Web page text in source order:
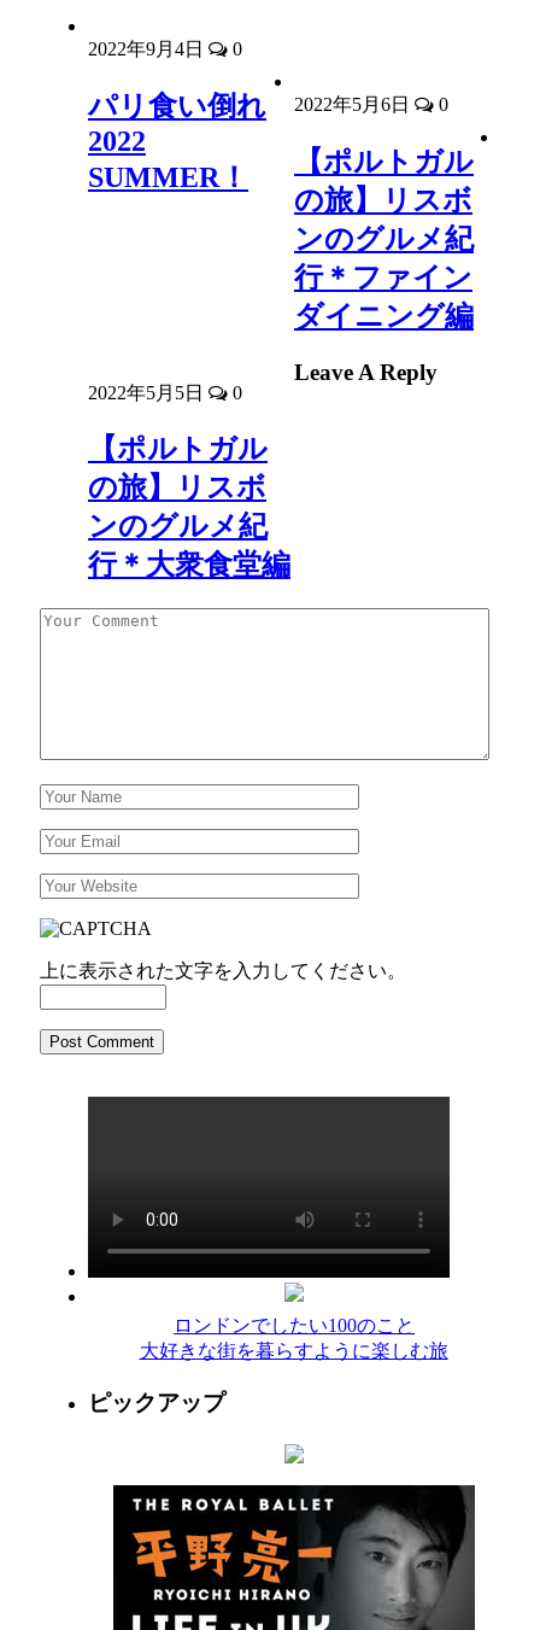
2022年9月4日 0
パリ食い倒れ
2022
SUMMER！
2022年5月6日 0
【ポルトガル
の旅】リスボ
ンのグルメ紀
行＊ファイン
ダイニング編
2022年5月5日 0
【ポルトガル
の旅】リスボ
ンのグルメ紀
行＊大衆食堂編
Leave A Reply
上に表示された文字を入力してください。
ロンドンでしたい100のこと
大好きな街を暮らすように楽しむ旅
ピックアップ